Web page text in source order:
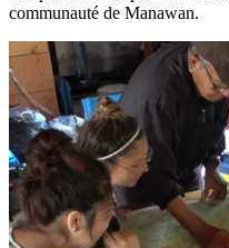
communauté de Manawan.